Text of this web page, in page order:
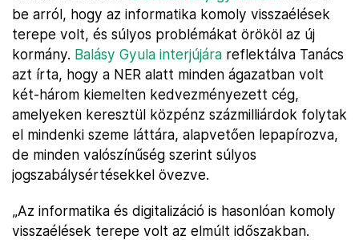
be arról, hogy az informatika komoly visszaélések
terepe volt, és súlyos problémákat örököl az új
kormány. Balásy Gyula interjújára reflektálva Tanács
azt írta, hogy a NER alatt minden ágazatban volt
két-három kiemelten kedvezményezett cég,
amelyeken keresztül közpénz százmilliárdok folytak
el mindenki szeme láttára, alapvetően lepapírozva,
de minden valószínűség szerint súlyos
jogszabálysértésekkel övezve.
„Az informatika és digitalizáció is hasonlóan komoly
visszaélések terepe volt az elmúlt időszakban.